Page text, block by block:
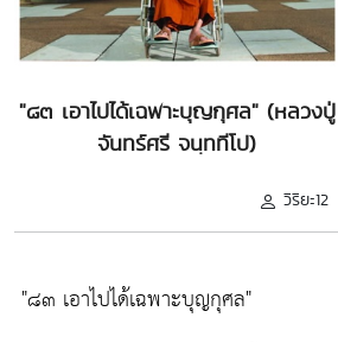
"๘๓ เอาไปได้เฉพาะบุญกุศล" (หลวงปู่
จันทร์ศรี จนฺททีโป)
วิริยะ12
"๘๓ เอาไปได้เฉพาะบุญกุศล"